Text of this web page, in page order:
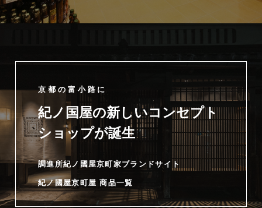
京都の富小路に
紀ノ国屋の新しいコンセプト
ショップが誕生
調進所紀ノ國屋京町家ブランドサイト
紀ノ國屋京町屋 商品一覧